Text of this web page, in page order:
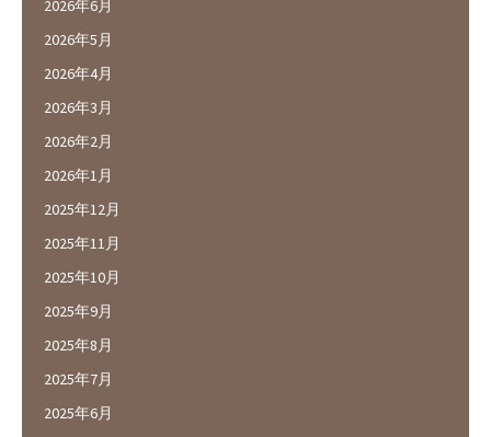
2026年6月
2026年5月
2026年4月
2026年3月
2026年2月
2026年1月
2025年12月
2025年11月
2025年10月
2025年9月
2025年8月
2025年7月
2025年6月